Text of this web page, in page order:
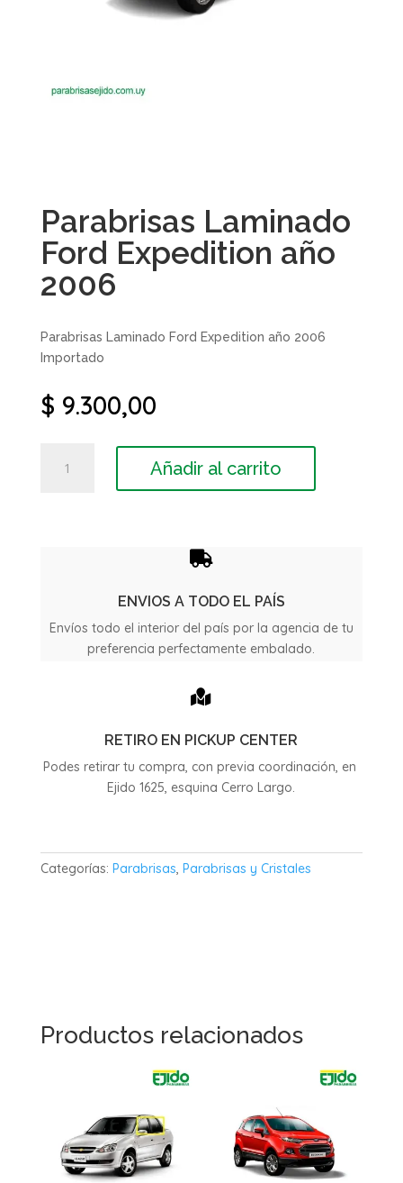
Parabrisas Laminado
Ford Expedition año
2006
Parabrisas Laminado Ford Expedition año 2006
Importado
$ 9.300,00
Laminado
Añadir al carrito

ENVIOS A TODO EL PAÍS
Envíos todo el interior del país por la agencia de tu
preferencia perfectamente embalado.

RETIRO EN PICKUP CENTER
Podes retirar tu compra, con previa coordinación, en
Ejido 1625, esquina Cerro Largo.
Categorías: Parabrisas, Parabrisas y Cristales
Productos relacionados